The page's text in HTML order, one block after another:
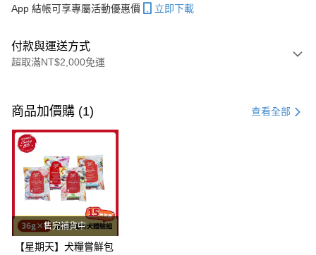
App 結帳可享專屬活動優惠價 立即下載
付款與運送方式
超取滿NT$2,000免運
信用卡一次付款
超商取貨付款
LINE Pay
Apple Pay
街口支付
悠遊付
商品加價購 (1) 查看全部
售完補貨中
【星期天】犬糧嘗鮮包